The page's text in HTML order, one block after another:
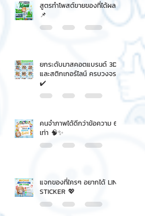
สูตรทำโพสต์ขายของที่ได้ผล
📌
ยกระดับมาสคอตแบรนด์ 3D
และสติกเกอร์ไลน์ ครบวงจร
✔️
คนจำภาพได้ดีกว่าข้อความ 6
เท่า 🧠✨
แจกของที่ใครๆ อยากได้ LINE
STICKER 💖